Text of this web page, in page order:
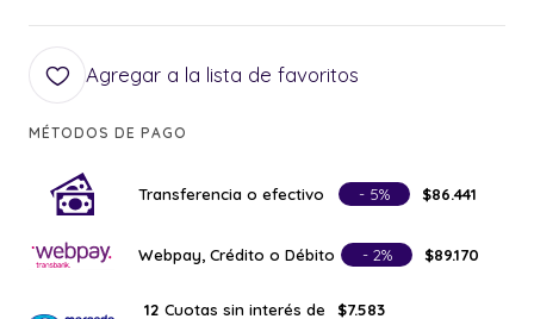
Agregar a la lista de favoritos
MÉTODOS DE PAGO
Transferencia o efectivo - 5% $86.441
Webpay, Crédito o Débito - 2% $89.170
12 Cuotas sin interés de $7.583